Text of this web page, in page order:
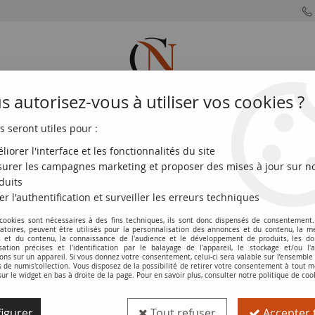
FRANÇAISES DU MONDE EUROS
de Confiance 1789-1793 France 50 sols - Marne - Caisse
Billet France 50 sols - Marne - Caisse
Réf. :NCB5648
autorisez-vous à utiliser vos cookies ?
seront utiles pour :
l'interface et les fonctionnalités du site
les campagnes marketing et proposer des mises à jour sur
l'authentification et surveiller les erreurs techniques
sont nécessaires à des fins techniques, ils sont donc dispensés de
peuvent être utilisés pour la personnalisation des annonces et du contenu, la
et du contenu, la connaissance de l'audience et le développement de produits, les
précises et l'identification par le balayage de l'appareil, le stockage et/ou
sur un appareil. Si vous donnez votre consentement, celui-ci sera valable sur l’ensemble
de numis'collection. Vous disposez de la possibilité de retirer votre consentement à tout
le widget en bas à droite de la page. Pour en savoir plus, consulter notre politique de